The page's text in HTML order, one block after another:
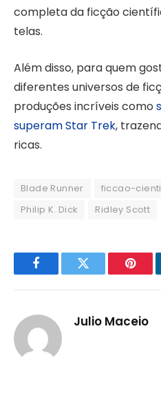
completa da ficção
telas.
Além disso, para quem
diferentes universos de
produções incríveis como
superam Star Trek,
ricas.
Blade Runner ficcao-
Philip K. Dick
Ridley Scott
FacebookTwitter
Julio Maceio